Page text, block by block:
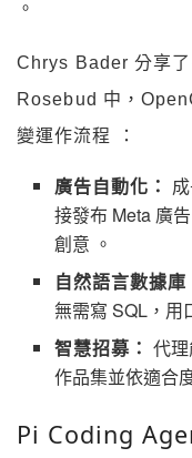
。
Chrys Bader 分享
Rosebud 中，
變運作流程 ：
廣告自動化：
接發布 Meta 廣
創意 。
自然語言數據庫
無需寫 SQL，用
智慧招募： 代
作品集並依適合
Pi Coding